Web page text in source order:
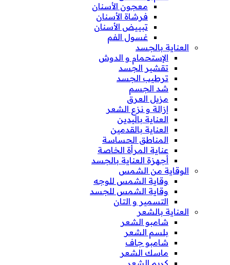
معجون الأسنان
فرشاة الأسنان
تبييض الأسنان
غسول الفم
العناية بالجسد
الإستحمام و الدوش
تقشير الجسد
ترطيب الجسد
شد الجسم
مزيل العرق
إزالة و نزع الشعر
العناية باليدين
العناية بالقدمين
المناطق الحساسة
عناية المرأة الخاصة
أجهزة العناية بالجسد
الوقاية من الشمس
وقاية الشمس للوجه
وقاية الشمس للجسد
التسمير و التان
العناية بالشعر
شامبو الشعر
بلسم الشعر
شامبو جاف
ماسك الشعر